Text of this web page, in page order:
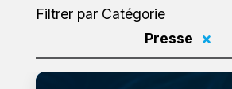
Filtrer par
Filtrer par Catégorie
Presse
En savoir plus